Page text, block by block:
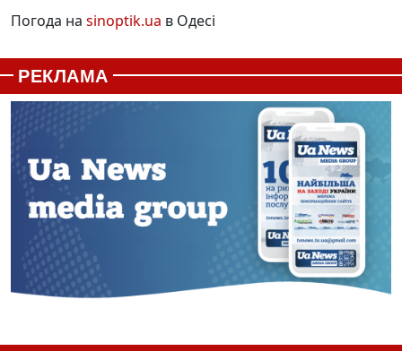
Погода на sinoptik.ua в Одесі
РЕКЛАМА